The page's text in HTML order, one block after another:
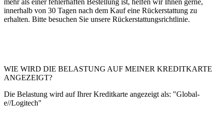
mehr als einer fehlerhaften Bestellung ist, helfen wir Ihnen gerne,
innerhalb von 30 Tagen nach dem Kauf eine Rückerstattung zu
erhalten. Bitte besuchen Sie unsere Rückerstattungsrichtlinie.
WIE WIRD DIE BELASTUNG AUF MEINER KREDITKARTE
ANGEZEIGT?
Die Belastung wird auf Ihrer Kreditkarte angezeigt als: "Global-
e//Logitech"